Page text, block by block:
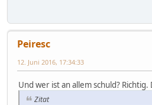
Peiresc
12. Juni 2016, 17:34:33
Und wer ist an allem schuld?
Zitat